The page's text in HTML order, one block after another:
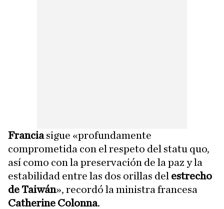
Franciasigue «profundamente
comprometida con el respeto del statu quo,
así como con la preservación de la paz y la
estabilidad entre las dos orillas del estrecho
de Taiwán», recordó la ministra francesa
Catherine Colonna.